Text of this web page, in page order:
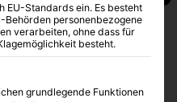
EU-Standards ein. Es besteht
Behörden personenbezogene
verarbeiten, ohne dass für
besteht.
für die eine
grundlegende Funktionen